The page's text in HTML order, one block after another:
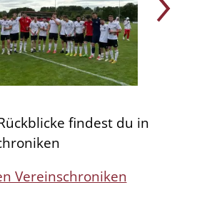
findest du in
Vereinschroniken